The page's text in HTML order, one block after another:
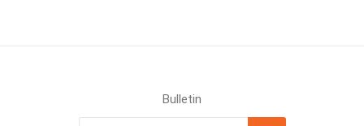
Bulletin